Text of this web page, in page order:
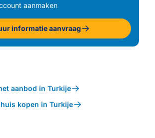
aanmaken
informatie aanvraag
aanbod in Turkije
kopen in Turkije